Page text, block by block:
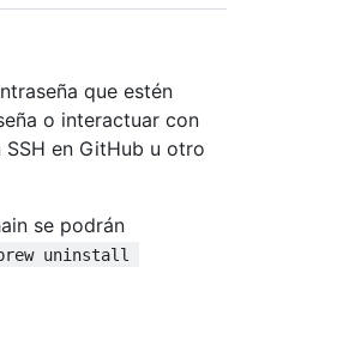
que estén
o interactuar con
en GitHub u otro
se podrán
uninstall